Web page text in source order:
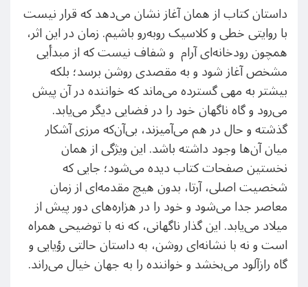
داستان کتاب از همان آغاز نشان می‌دهد که قرار نیست
با روایتی خطی و کلاسیک روبه‌رو باشیم. زمان در این اثر،
همچون رودخانه‌ای آرام و شفاف نیست که از مبدأیی
مشخص آغاز شود و به مقصدی روشن برسد؛ بلکه
بیشتر به مهی گسترده می‌ماند که خواننده در آن پیش
می‌رود و گاه ناگهان خود را در فضایی دیگر می‌یابد.
گذشته و حال در هم می‌آمیزند، بی‌آن‌که مرزی آشکار
میان آن‌ها وجود داشته باشد. این ویژگی از همان
نخستین صفحات کتاب دیده می‌شود؛ جایی که
شخصیت اصلی، آرتا، بدون هیچ مقدمه‌ای از زمان
معاصر جدا می‌شود و خود را در هزاره‌های دور پیش از
میلاد می‌یابد. این گذار ناگهانی، که نه با توضیحی همراه
است و نه با نشانه‌ای روشن، به داستان حالتی رؤیایی و
گاه رازآلود می‌بخشد و خواننده را به جهان خیال می‌راند.